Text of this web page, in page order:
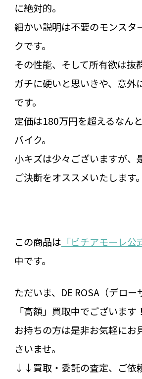
に絶対的。
細かい説明は不要のモンスタ
クです。
その性能、そして所有欲は抜
ガチに硬いと思いきや、意外
です。
定価は180万円を超えるなん
バイク。
小キズは少々ございますが、
ご決断をオススメいたします。
この商品は 「ビチアモーレ公
中です。
ただいま、DE ROSA（デロー
「高額」買取中でございます！
お持ちの方は是非お気軽にお
さいませ。
↓↓買取・委託の査定、ご依